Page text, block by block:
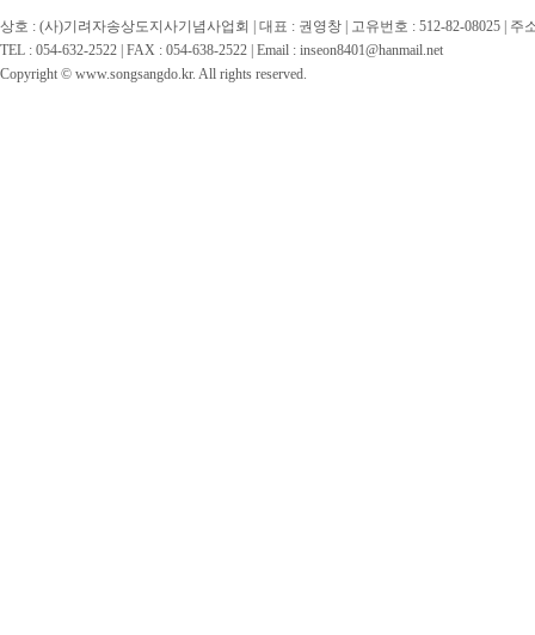
상호 : (사)기려자송상도지사기념사업회 | 대표 : 권영창 | 고유번호 : 512-82-08025 |
TEL : 054-632-2522 | FAX : 054-638-2522 | Email : inseon8401@hanmail.net
Copyright © www.songsangdo.kr. All rights reserved.